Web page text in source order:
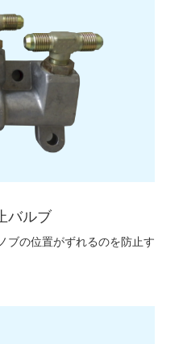
バルブ
ブの位置がずれるのを防止す